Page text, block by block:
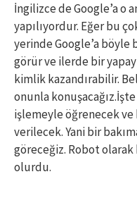
İngilizce de Google’a o
yapılıyordur. Eğer bu
yerinde Google’a böyle
görür ve ilerde bir
kimlik kazandırabilir.
onunla
işlemeyle öğrenecek ve
verilecek. Yani bir
göreceğiz. Robot
olurdu.